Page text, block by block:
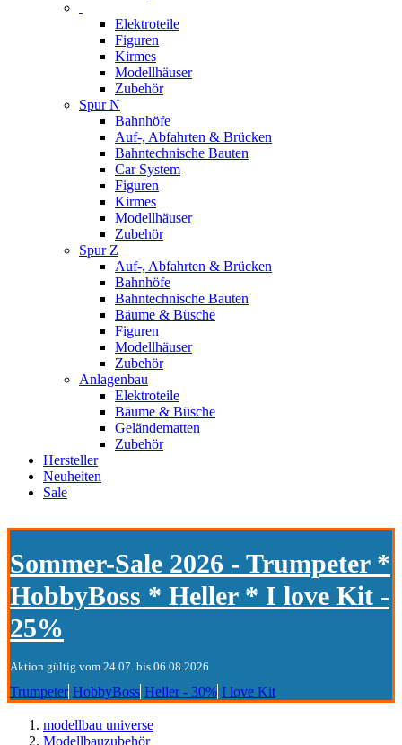
Elektroteile
Figuren
Kirmes
Modellhäuser
Zubehör
Spur N
Bahnhöfe
Auf-, Abfahrten & Brücken
Bahntechnische Bauten
Car System
Figuren
Kirmes
Modellhäuser
Zubehör
Spur Z
Auf-, Abfahrten & Brücken
Bahnhöfe
Bahntechnische Bauten
Bäume & Büsche
Figuren
Modellhäuser
Zubehör
Anlagenbau
Elektroteile
Bäume & Büsche
Geländematten
Zubehör
Hersteller
Neuheiten
Sale
Sommer-Sale 2026 - Trumpeter *
HobbyBoss * Heller * I love Kit -
25%
Aktion gültig vom 24.07. bis 06.08.2026
Trumpeter HobbyBoss Heller - 30% I love Kit
modellbau universe
Modellbauzubehör